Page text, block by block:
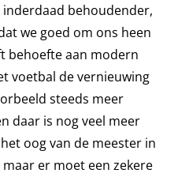
behoudender,
we goed om ons heen
behoefte aan modern
voetbal de vernieuwing
steeds meer
daar is nog veel meer
oog van de meester in
er moet een zekere